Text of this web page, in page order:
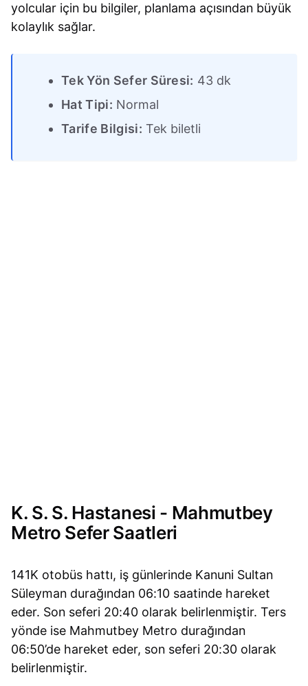
yolcular için bu bilgiler, planlama açısından büyük
kolaylık sağlar.
Tek Yön Sefer Süresi: 43 dk
Hat Tipi: Normal
Tarife Bilgisi: Tek biletli
K. S. S. Hastanesi - Mahmutbey
Metro Sefer Saatleri
141K otobüs hattı, iş günlerinde Kanuni Sultan
Süleyman durağından 06:10 saatinde hareket
eder. Son seferi 20:40 olarak belirlenmiştir. Ters
yönde ise Mahmutbey Metro durağından
06:50’de hareket eder, son seferi 20:30 olarak
belirlenmiştir.